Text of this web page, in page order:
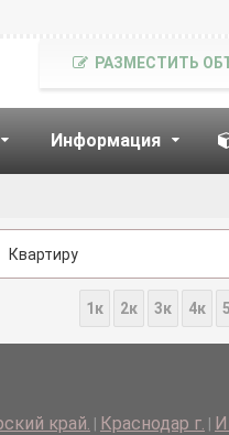
Информация
РАЗМЕСТИТЬ
1к 2к 3к 4к
край. Краснодар г.